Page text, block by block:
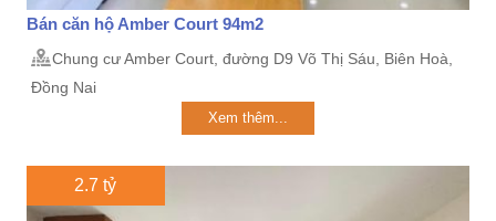
Bán căn hộ Amber Court 94m2
Chung cư Amber Court, đường D9 Võ Thị Sáu, Biên Hoà,
Đồng Nai
Xem thêm...
2.7 tỷ